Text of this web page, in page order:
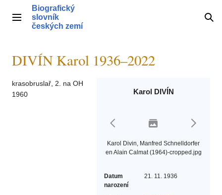
obsahHlavní menu
Biografický
slovník
českých zemí
DIVÍN Karol 1936–2022
Karol DIVÍN
Karol Divin, Manfred Schnelldorfer
en Alain Calmat (1964)-cropped.jpg
Datum
narození
21. 11. 1936
krasobruslař, 2. na OH
1960